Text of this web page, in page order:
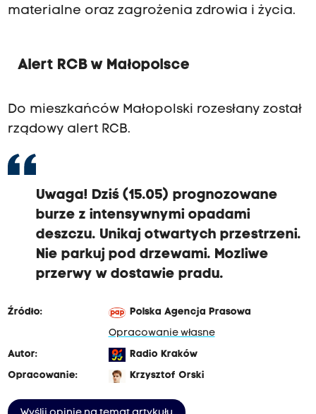
materialne oraz zagrożenia zdrowia i życia.
Alert RCB w Małopolsce
Do mieszkańców Małopolski rozesłany został
rządowy alert RCB.
Uwaga! Dziś (15.05) prognozowane
burze z intensywnymi opadami
deszczu. Unikaj otwartych przestrzeni.
Nie parkuj pod drzewami. Mozliwe
przerwy w dostawie pradu.
Źródło:
Polska Agencja Prasowa
Opracowanie własne
Autor:
Radio Kraków
Opracowanie:
Krzysztof Orski